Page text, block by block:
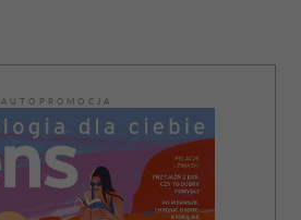
AUTOPROMOCJA